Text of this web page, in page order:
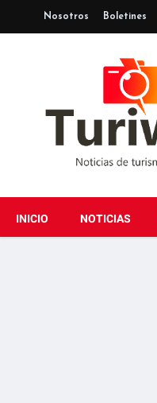
Nosotros Boletines
INICIO NOTICIAS